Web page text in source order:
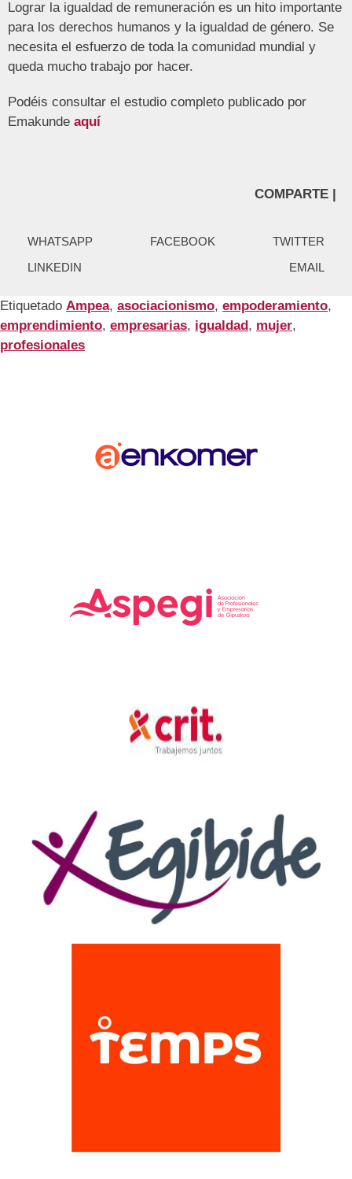
Lograr la igualdad de remuneración es un hito importante
para los derechos humanos y la igualdad de género. Se
necesita el esfuerzo de toda la comunidad mundial y
queda mucho trabajo por hacer.
Podéis consultar el estudio completo publicado por
Emakunde aquí
COMPARTE |
WHATSAPP FACEBOOK
TWITTER
LINKEDIN
EMAIL
Etiquetado Ampea, asociacionismo, empoderamiento,
emprendimiento, empresarias, igualdad, mujer,
profesionales